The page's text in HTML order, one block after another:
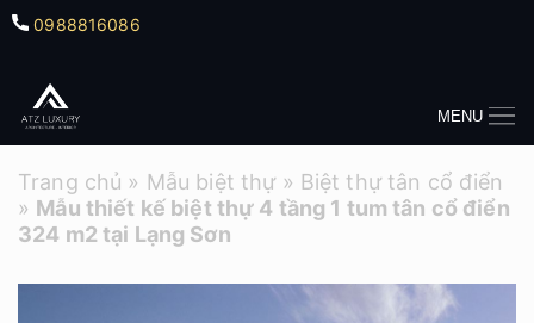
0988816086
MENU
Trang chủ » Mẫu biệt thự» Biệt thự tân cổ điển
» Mẫu thiết kế biệt thự 4 tầng 1 tum tân cổ điển
324 m2 tại Lạng Sơn